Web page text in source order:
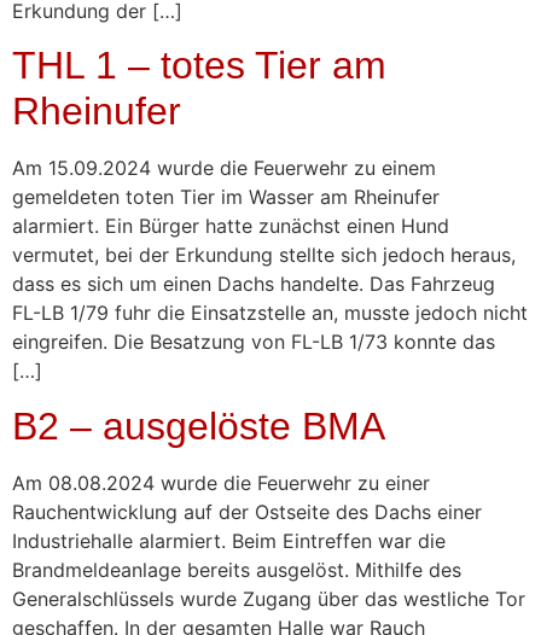
Erkundung der […]
THL 1 – totes Tier am
Rheinufer
Am 15.09.2024 wurde die Feuerwehr zu einem
gemeldeten toten Tier im Wasser am Rheinufer
alarmiert. Ein Bürger hatte zunächst einen Hund
vermutet, bei der Erkundung stellte sich jedoch heraus,
dass es sich um einen Dachs handelte. Das Fahrzeug
FL-LB 1/79 fuhr die Einsatzstelle an, musste jedoch nicht
eingreifen. Die Besatzung von FL-LB 1/73 konnte das
[…]
B2 – ausgelöste BMA
Am 08.08.2024 wurde die Feuerwehr zu einer
Rauchentwicklung auf der Ostseite des Dachs einer
Industriehalle alarmiert. Beim Eintreffen war die
Brandmeldeanlage bereits ausgelöst. Mithilfe des
Generalschlüssels wurde Zugang über das westliche Tor
geschaffen. In der gesamten Halle war Rauch